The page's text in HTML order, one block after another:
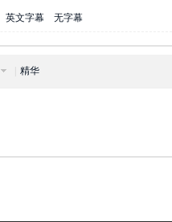
英文字幕 无字幕
精华